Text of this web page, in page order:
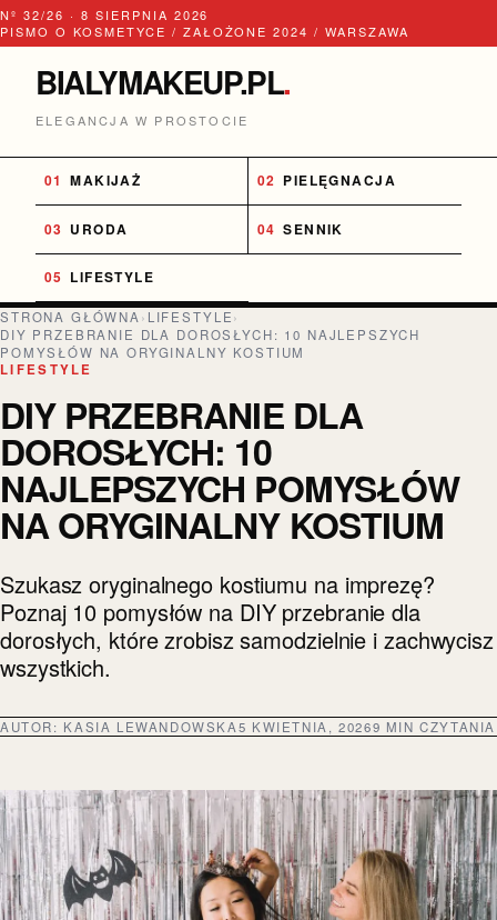
Nº 32/26 · 8 SIERPNIA 2026
PISMO O KOSMETYCE / ZAŁOŻONE 2024 / WARSZAWA
BIALYMAKEUP.PL.
ELEGANCJA W PROSTOCIE
MAKIJAŻ PIELĘGNACJA
URODA SENNIK
LIFESTYLE
STRONA GŁÓWNA› LIFESTYLE›
DIY PRZEBRANIE DLA DOROSŁYCH: 10 NAJLEPSZYCH
POMYSŁÓW NA ORYGINALNY KOSTIUM
LIFESTYLE
DIY PRZEBRANIE DLA
DOROSŁYCH: 10
NAJLEPSZYCH POMYSŁÓW
NA ORYGINALNY KOSTIUM
Szukasz oryginalnego kostiumu na imprezę?
Poznaj 10 pomysłów na DIY przebranie dla
dorosłych, które zrobisz samodzielnie i zachwycisz
wszystkich.
AUTOR: KASIA LEWANDOWSKA5 KWIETNIA, 20269 MIN CZYTANIA